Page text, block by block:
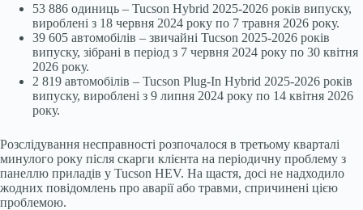
53 886 одиниць – Tucson Hybrid 2025-2026 років випуску,
вироблені з 18 червня 2024 року по 7 травня 2026 року.
39 605 автомобілів – звичайні Tucson 2025-2026 років
випуску, зібрані в період з 7 червня 2024 року по 30 квітня
2026 року.
2 819 автомобілів – Tucson Plug-In Hybrid 2025-2026 років
випуску, вироблені з 9 липня 2024 року по 14 квітня 2026
року.
Розслідування несправності розпочалося в третьому кварталі
минулого року після скарги клієнта на періодичну проблему з
панеллю приладів у Tucson HEV. На щастя, досі не надходило
жодних повідомлень про аварії або травми, спричинені цією
проблемою.